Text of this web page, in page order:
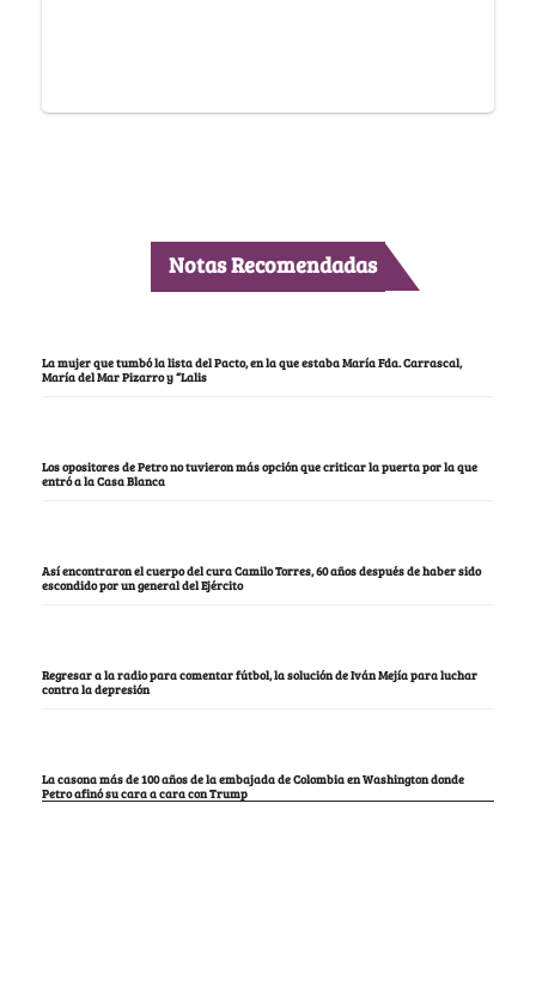
Notas Recomendadas
La mujer que tumbó la lista del Pacto, en la que estaba María Fda. Carrascal,
María del Mar Pizarro y “Lalis
Los opositores de Petro no tuvieron más opción que criticar la puerta por la que
entró a la Casa Blanca
Así encontraron el cuerpo del cura Camilo Torres, 60 años después de haber sido
escondido por un general del Ejército
Regresar a la radio para comentar fútbol, la solución de Iván Mejía para luchar
contra la depresión
La casona más de 100 años de la embajada de Colombia en Washington donde
Petro afinó su cara a cara con Trump